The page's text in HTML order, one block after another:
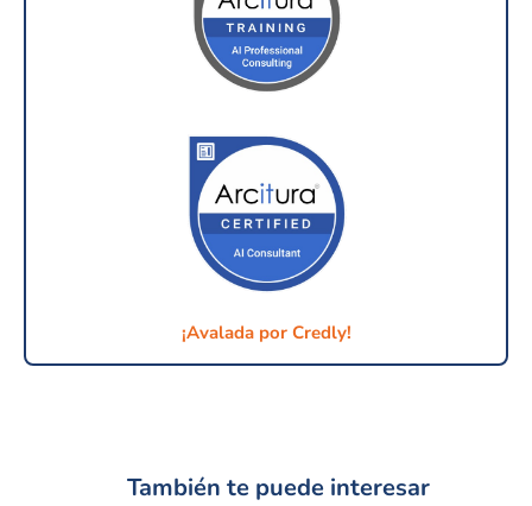
¡Avalada por Credly!
También te puede interesar